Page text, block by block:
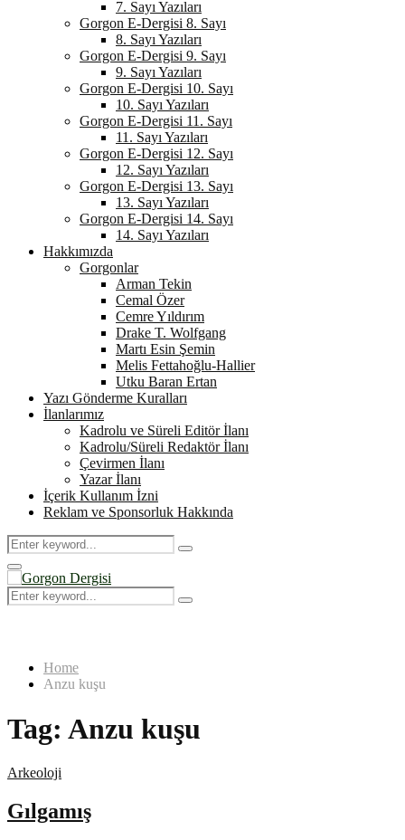
7. Sayı Yazıları
Gorgon E-Dergisi 8. Sayı
8. Sayı Yazıları
Gorgon E-Dergisi 9. Sayı
9. Sayı Yazıları
Gorgon E-Dergisi 10. Sayı
10. Sayı Yazıları
Gorgon E-Dergisi 11. Sayı
11. Sayı Yazıları
Gorgon E-Dergisi 12. Sayı
12. Sayı Yazıları
Gorgon E-Dergisi 13. Sayı
13. Sayı Yazıları
Gorgon E-Dergisi 14. Sayı
14. Sayı Yazıları
Hakkımızda
Gorgonlar
Arman Tekin
Cemal Özer
Cemre Yıldırım
Drake T. Wolfgang
Martı Esin Şemin
Melis Fettahoğlu-Hallier
Utku Baran Ertan
Yazı Gönderme Kuralları
İlanlarımız
Kadrolu ve Süreli Editör İlanı
Kadrolu/Süreli Redaktör İlanı
Çevirmen İlanı
Yazar İlanı
İçerik Kullanım İzni
Reklam ve Sponsorluk Hakkında
Search
for:
Search
Primary
Menu
Search
for:
Search
Home
Anzu kuşu
Tag: Anzu kuşu
Arkeoloji
Gılgamış